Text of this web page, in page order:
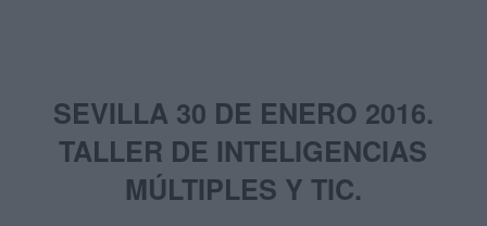
SEVILLA 30 DE ENERO 2016.
TALLER DE INTELIGENCIAS
MÚLTIPLES Y TIC.